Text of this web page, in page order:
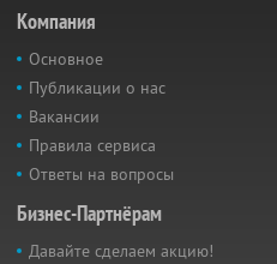
Компания
Основное
Публикации о нас
Вакансии
Правила сервиса
Ответы на вопросы
Бизнес-Партнёрам
Давайте сделаем акцию!